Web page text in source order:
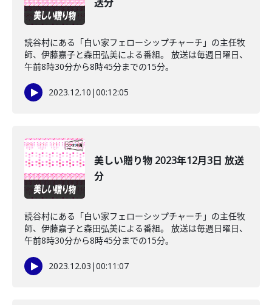
読谷村にある「白い家フェローシップチャーチ」の主任牧
師、伊藤嘉子と森田弘美による番組。 放送は毎週日曜日、
午前8時30分から8時45分までの15分。
2023.12.10 |00:12:05
美しい贈り物 2023年12月3日 放送
分
読谷村にある「白い家フェローシップチャーチ」の主任牧
師、伊藤嘉子と森田弘美による番組。 放送は毎週日曜日、
午前8時30分から8時45分までの15分。
2023.12.03 |00:11:07